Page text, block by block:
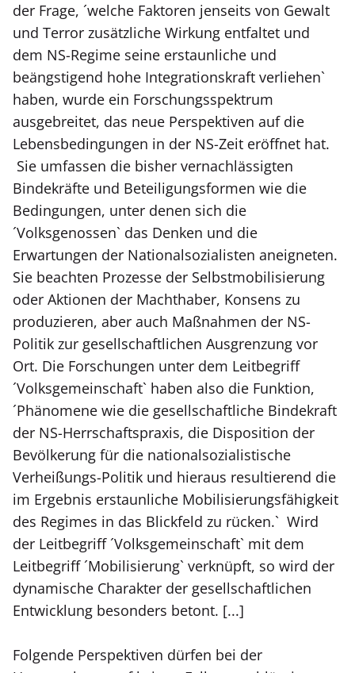
der Frage, ´welche Faktoren jenseits von Gewalt
und Terror zusätzliche Wirkung entfaltet und
dem NS-Regime seine erstaunliche und
beängstigend hohe Integrationskraft verliehen`
haben, wurde ein Forschungsspektrum
ausgebreitet, das neue Perspektiven auf die
Lebensbedingungen in der NS-Zeit eröffnet hat.
Sie umfassen die bisher vernachlässigten
Bindekräfte und Beteiligungsformen wie die
Bedingungen, unter denen sich die
´Volksgenossen` das Denken und die
Erwartungen der Nationalsozialisten aneigneten.
Sie beachten Prozesse der Selbstmobilisierung
oder Aktionen der Machthaber, Konsens zu
produzieren, aber auch Maßnahmen der NS-
Politik zur gesellschaftlichen Ausgrenzung vor
Ort. Die Forschungen unter dem Leitbegriff
´Volksgemeinschaft` haben also die Funktion,
´Phänomene wie die gesellschaftliche Bindekraft
der NS-Herrschaftspraxis, die Disposition der
Bevölkerung für die nationalsozialistische
Verheißungs-Politik und hieraus resultierend die
im Ergebnis erstaunliche Mobilisierungsfähigkeit
des Regimes in das Blickfeld zu rücken.` Wird
der Leitbegriff ´Volksgemeinschaft` mit dem
Leitbegriff ´Mobilisierung` verknüpft, so wird der
dynamische Charakter der gesellschaftlichen
Entwicklung besonders betont. [...]
Folgende Perspektiven dürfen bei der